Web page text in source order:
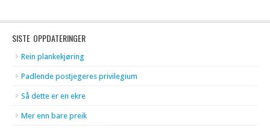
SISTE OPPDATERINGER
Rein plankekjøring
Padlende postjegeres privilegium
Så dette er en ekre
Mer enn bare preik